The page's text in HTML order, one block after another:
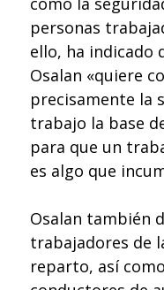
personas
ello, ha indicado
Osalan «quiere
precisamente la
trabajo la base
para que un
es algo que
Osalan también
trabajadores de
reparto, así